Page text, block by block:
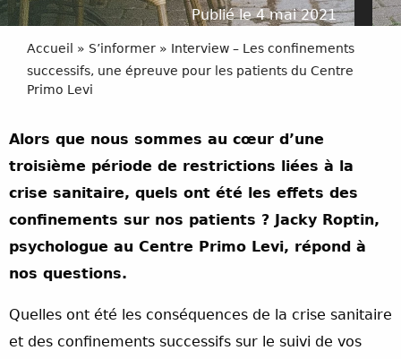
Publié le 4 mai 2021
Accueil » S’informer » Interview – Les confinements
successifs, une épreuve pour les patients du Centre
Primo Levi
Alors que nous sommes au cœur d’une
troisième période de restrictions liées à la
crise sanitaire, quels ont été les effets des
confinements sur nos patients ? Jacky Roptin,
psychologue au Centre Primo Levi, répond à
nos questions.
Quelles ont été les conséquences de la crise sanitaire
et des confinements successifs sur le suivi de vos